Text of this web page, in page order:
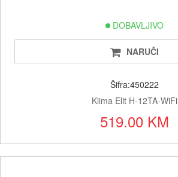
DOBAVLJIVO
NARUČI
Šifra:450222
Klima Elit H-12TA-WiFi
519.00 KM